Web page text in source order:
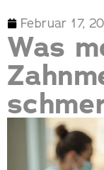
Februar 17,
Was